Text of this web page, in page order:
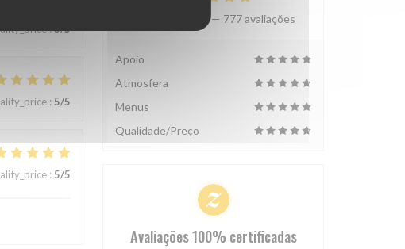
:3/5
: 5/5
: 5/5
Avaliação média — 777 avaliações
Apoio
Atmosfera
Menus
Qualidade/Preço
Avaliações 100% certificadas